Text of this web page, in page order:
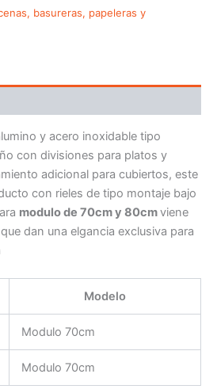
basureras, papeleras y
y acero inoxidable tipo
con divisiones para platos y
adicional para cubiertos, este
con rieles de tipo montaje bajo
modulo de 70cm y 80cmviene
dan una elgancia exclusiva para
Modelo
Modulo 70cm
Modulo 70cm